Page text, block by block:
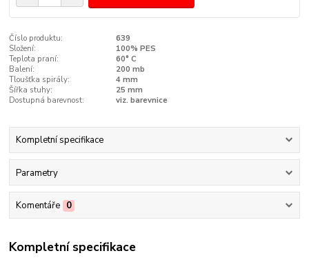
Číslo produktu:
639
Složení:
100% PES
Teplota praní:
60° C
Balení:
200 mb
Tloušťka spirály:
4 mm
Šířka stuhy:
25 mm
Dostupná barevnost:
viz. barevnice
Kompletní specifikace
Parametry
Komentáře 0
Kompletní specifikace